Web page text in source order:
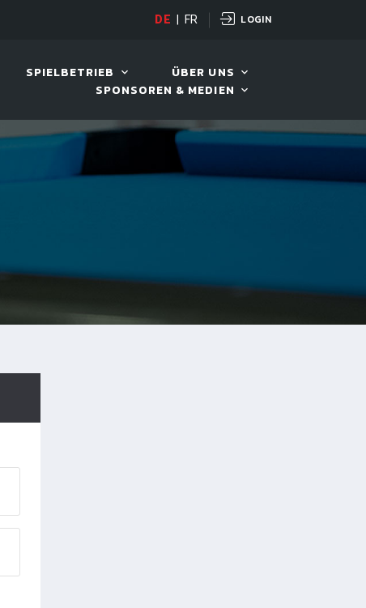
10. AUG. 2026, 19:00
DE FR LOGIN
SPIELBETRIEB
ÜBER UNS
SPONSOREN & MEDIEN